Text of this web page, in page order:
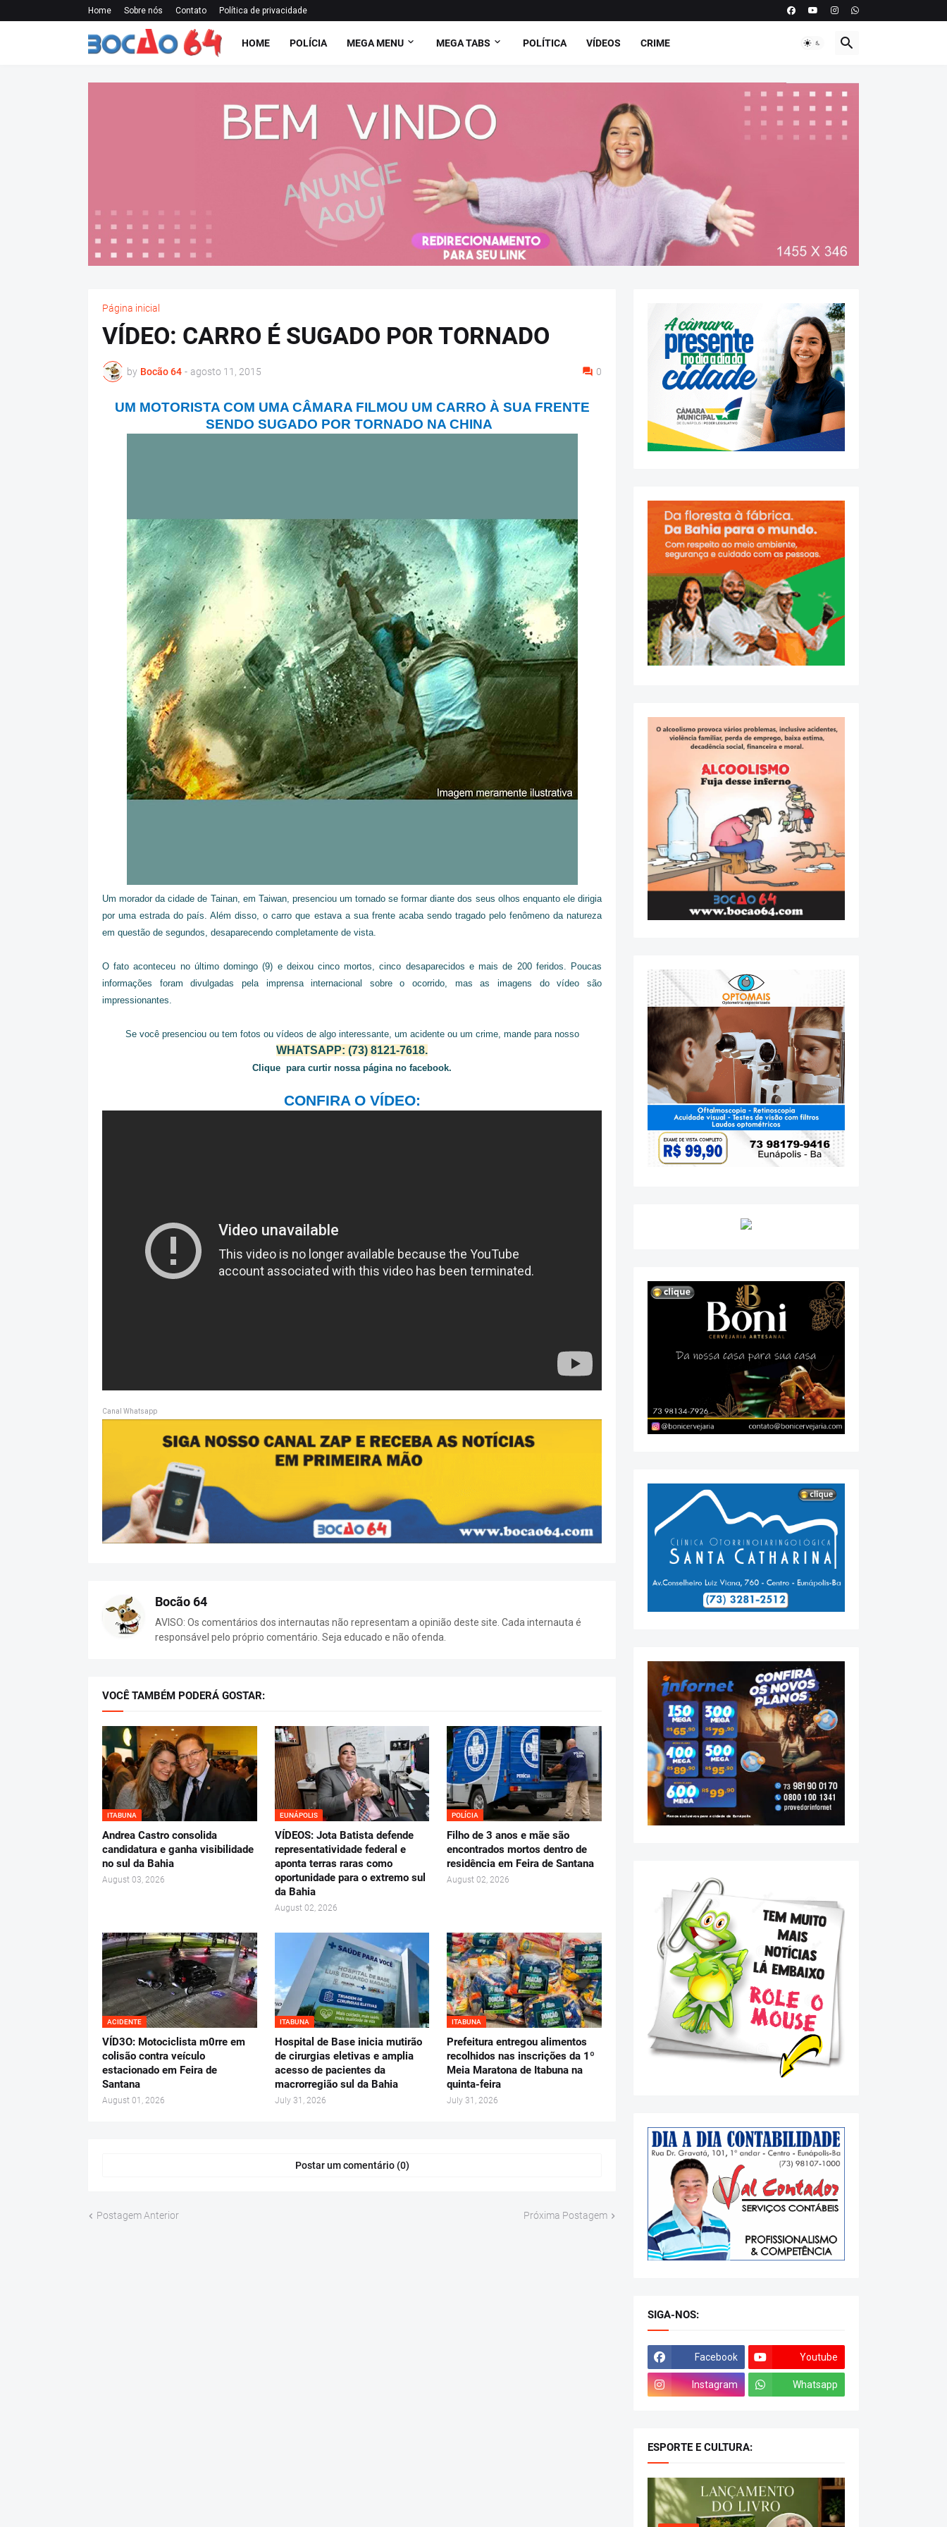
Home Sobre nós Contato Política de privacidade
HOME POLÍCIA MEGA MENU MEGA TABS POLÍTICA VÍDEOS CRIME
Página inicial
VÍDEO: CARRO É SUGADO POR TORNADO
by Bocão 64 - agosto 11, 2015 0
UM MOTORISTA COM UMA CÂMARA FILMOU UM CARRO À SUA FRENTE
SENDO SUGADO POR TORNADO NA CHINA
Um morador da cidade de Tainan, em Taiwan, presenciou um tornado se formar diante dos seus olhos enquanto ele dirigia
por uma estrada do país. Além disso, o carro que estava a sua frente acaba sendo tragado pelo fenômeno da natureza
em questão de segundos, desaparecendo completamente de vista.
O fato aconteceu no último domingo (9) e deixou cinco mortos, cinco desaparecidos e mais de 200 feridos. Poucas
informações foram divulgadas pela imprensa internacional sobre o ocorrido, mas as imagens do vídeo são
impressionantes.
Se você presenciou ou tem fotos ou vídeos de algo interessante, um acidente ou um crime, mande para nosso
WHATSAPP: (73) 8121-7618.
Clique para curtir nossa página no facebook.
CONFIRA O VÍDEO:
Canal Whatsapp
Bocão 64
AVISO: Os comentários dos internautas não representam a opinião deste site. Cada internauta é
responsável pelo próprio comentário. Seja educado e não ofenda.
VOCÊ TAMBÉM PODERÁ GOSTAR:
ITABUNA
Andrea Castro consolida
candidatura e ganha visibilidade
no sul da Bahia
August 03, 2026
EUNÁPOLIS
VÍDEOS: Jota Batista defende
representatividade federal e
aponta terras raras como
oportunidade para o extremo sul
da Bahia
August 02, 2026
POLÍCIA
Filho de 3 anos e mãe são
encontrados mortos dentro de
residência em Feira de Santana
August 02, 2026
ACIDENTE
VÍD3O: Motociclista m0rre em
colisão contra veículo
estacionado em Feira de
Santana
August 01, 2026
ITABUNA
Hospital de Base inicia mutirão
de cirurgias eletivas e amplia
acesso de pacientes da
macrorregião sul da Bahia
July 31, 2026
ITABUNA
Prefeitura entregou alimentos
recolhidos nas inscrições da 1º
Meia Maratona de Itabuna na
quinta-feira
July 31, 2026
Postar um comentário (0)
Postagem Anterior Próxima Postagem
SIGA-NOS:
Facebook Youtube
Instagram Whatsapp
ESPORTE E CULTURA: